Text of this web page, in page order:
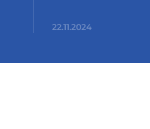
22.11.2024